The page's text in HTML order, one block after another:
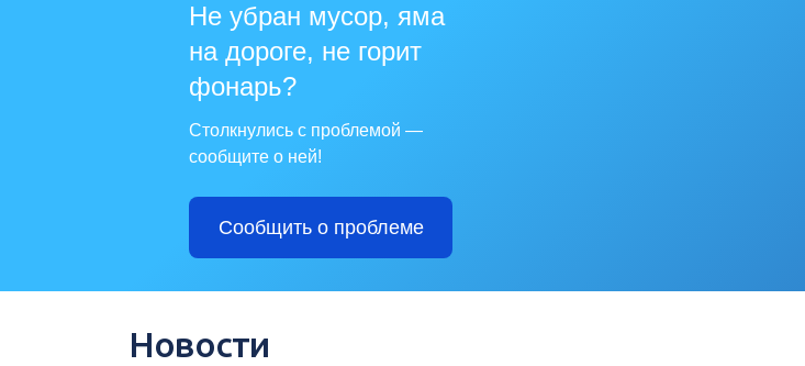
Не убран мусор, яма
на дороге, не горит
фонарь?
Столкнулись с проблемой —
сообщите о ней!
Сообщить о проблеме
Новости